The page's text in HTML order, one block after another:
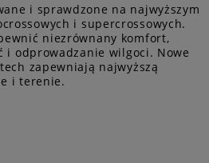
i sprawdzone na najwyższym
i supercrossowych.
niezrównany komfort,
i odprowadzanie wilgoci. Nowe
zapewniają najwyższą
i terenie.